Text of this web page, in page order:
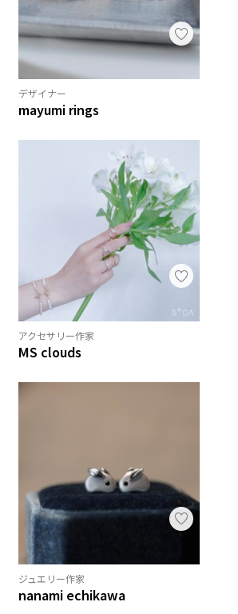
デザイナー
mayumi rings
アクセサリー作家
MS clouds
ジュエリー作家
nanami echikawa